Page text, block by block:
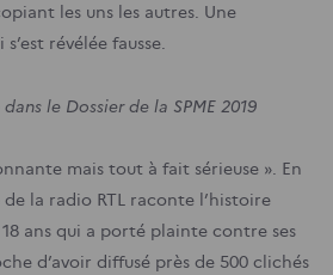
les uns les autres. Une
révélée fausse.
le Dossier de la SPME 2019
mais tout à fait sérieuse ». En
de la radio RTL raconte l’histoire
ans qui a porté plainte contre ses
d’avoir diffusé près de 500 clichés